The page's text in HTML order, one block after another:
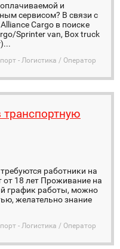
и
сервисом? В связи с
Cargo в поиске
Sprinter van, Box truck
- Логистика / Оператор
транспортную
работники на
18 лет Проживание на
график работы, можно
желательно знание
- Логистика / Оператор